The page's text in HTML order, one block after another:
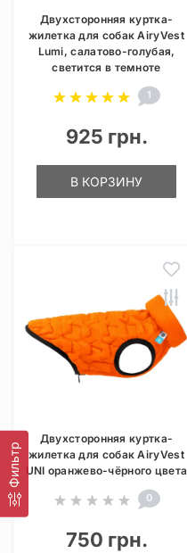
Фильтр
Двухсторонняя куртка-
жилетка для собак AiryVest
Lumi, салатово-голубая,
светится в темноте
1
925 грн.
В КОРЗИНУ
Двухсторонняя куртка-
жилетка для собак AiryVest
UNI оранжево-чёрного цвета
0
750 грн.